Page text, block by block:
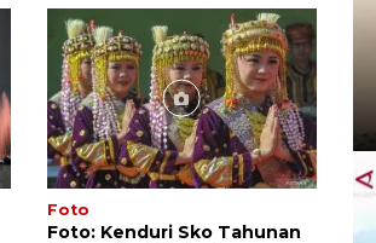
Foto
Foto: Kenduri Sko Tahunan